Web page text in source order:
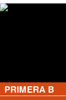
PRIMERA B